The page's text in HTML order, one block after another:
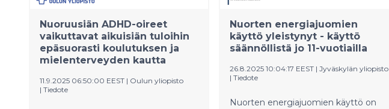
Nuoruusiän ADHD-oireet
vaikuttavat aikuisiän tuloihin
epäsuorasti koulutuksen ja
mielenterveyden kautta
11.9.2025 06:50:00 EEST | Oulun yliopisto
| Tiedote
Nuorten energiajuomien
käyttö yleistynyt - käyttö
säännöllistä jo 11-vuotiailla
26.8.2025 10:04:17 EEST | Jyväskylän yliopisto
| Tiedote
Nuorten energiajuomien käyttö on